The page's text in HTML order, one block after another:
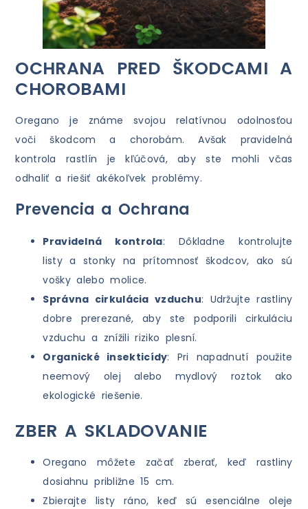
OCHRANA PRED ŠKODCAMI A
CHOROBAMI
Oregano je známe svojou relatívnou odolnosťou
voči škodcom a chorobám. Avšak pravidelná
kontrola rastlín je kľúčová, aby ste mohli včas
odhaliť a riešiť akékoľvek problémy.
Prevencia a Ochrana
Pravidelná kontrola: Dôkladne kontrolujte
listy a stonky na prítomnosť škodcov, ako sú
vošky alebo molice.
Správna cirkulácia vzduchu: Udržujte rastliny
dobre prerezané, aby ste podporili cirkuláciu
vzduchu a znížili riziko plesní.
Organické insekticídy: Pri napadnutí použite
neemový olej alebo mydlový roztok ako
ekologické riešenie.
ZBER A SKLADOVANIE
Oregano môžete začať zberať, keď rastliny
dosiahnu približne 15 cm.
Zbierajte listy ráno, keď sú esenciálne oleje